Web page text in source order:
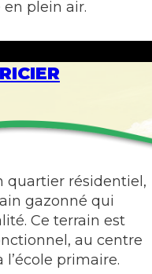
plein air.
quartier résidentiel,
gazonné qui
Ce terrain est
au centre
primaire.